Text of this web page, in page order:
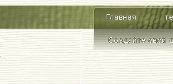
google-site-
Главная
Создайте свой